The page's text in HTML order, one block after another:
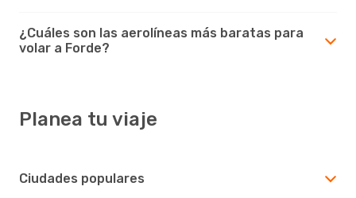
¿Cuáles son las aerolíneas más baratas para
volar a Forde?
Planea tu viaje
Ciudades populares